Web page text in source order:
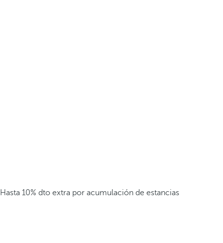
Hasta 10% dto extra por acumulación de estancias